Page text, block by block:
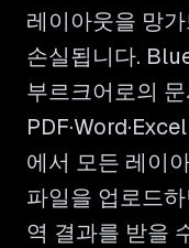
레이아웃을 망
손실됩니다.
부르크어로의
에서 모든 레이
파일을 업로드
역 결과를 받을